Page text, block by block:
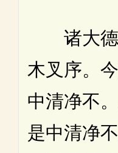
诸大德
木叉序。
中清净不
是中清净